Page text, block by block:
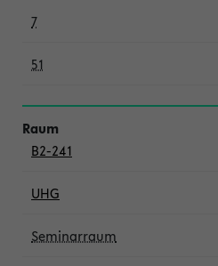
7
51
B2-241
UHG
Seminarraum